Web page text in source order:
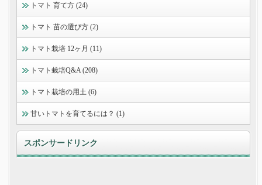
トマト 育て方 (24)
トマト 苗の選び方 (2)
トマト栽培 12ヶ月 (11)
トマト栽培Q&A (208)
トマト栽培の用土 (6)
甘いトマトを育てるには？ (1)
スポンサードリンク